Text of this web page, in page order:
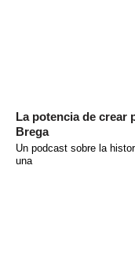
La potencia de crear
Brega
Un podcast sobre la
una